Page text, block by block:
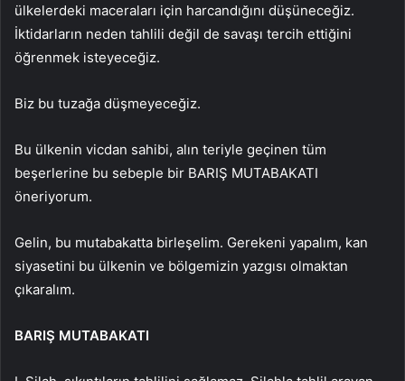
ülkelerdeki maceraları için harcandığını düşüneceğiz.
İktidarların neden tahlili değil de savaşı tercih ettiğini
öğrenmek isteyeceğiz.
Biz bu tuzağa düşmeyeceğiz.
Bu ülkenin vicdan sahibi, alın teriyle geçinen tüm
beşerlerine bu sebeple bir BARIŞ MUTABAKATI
öneriyorum.
Gelin, bu mutabakatta birleşelim. Gerekeni yapalım, kan
siyasetini bu ülkenin ve bölgemizin yazgısı olmaktan
çıkaralım.
BARIŞ MUTABAKATI